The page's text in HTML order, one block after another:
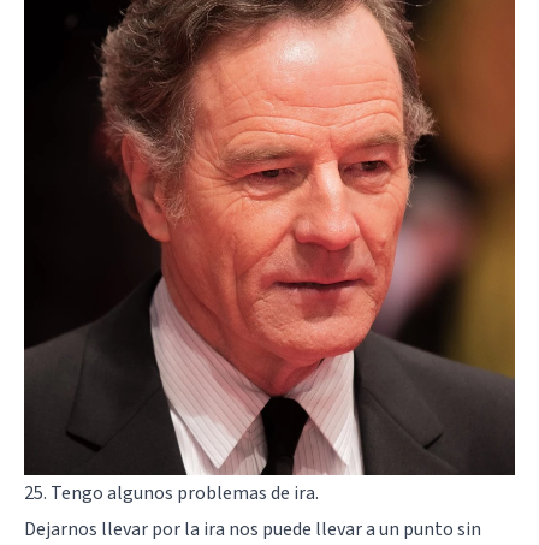
25. Tengo algunos problemas de ira.
Dejarnos llevar por la ira nos puede llevar a un punto sin